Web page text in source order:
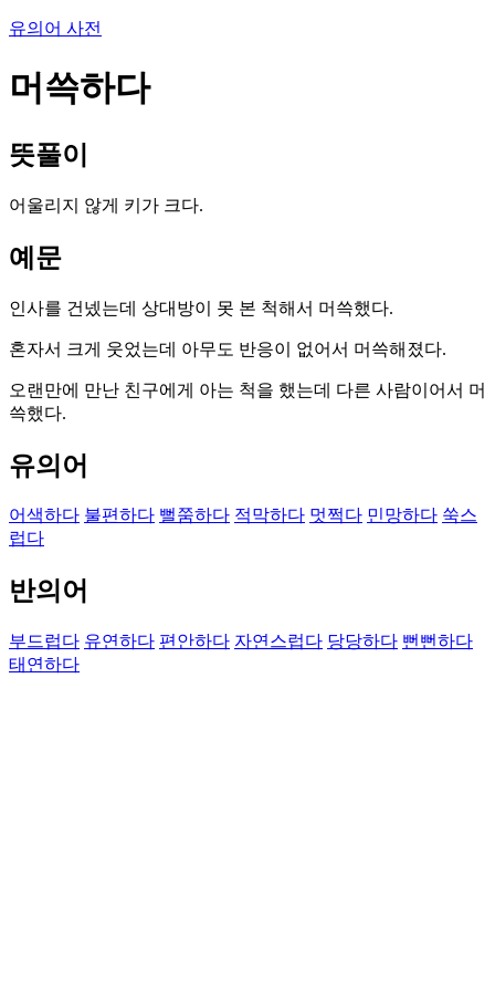
유의어 사전
머쓱하다
뜻풀이
어울리지 않게 키가 크다.
예문
인사를 건넸는데 상대방이 못 본 척해서 머쓱했다.
혼자서 크게 웃었는데 아무도 반응이 없어서 머쓱해졌다.
오랜만에 만난 친구에게 아는 척을 했는데 다른 사람이어서 머
쓱했다.
유의어
어색하다 불편하다 뻘쭘하다 적막하다 멋쩍다 민망하다 쑥스
럽다
반의어
부드럽다 유연하다 편안하다 자연스럽다 당당하다 뻔뻔하다
태연하다